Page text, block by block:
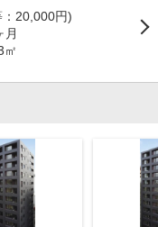
20,000円)
月
㎡